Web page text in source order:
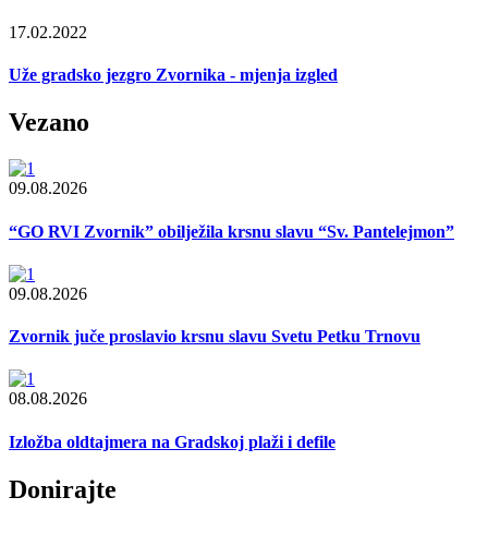
17.02.2022
Uže gradsko jezgro Zvornika - mjenja izgled
Vezano
09.08.2026
“GO RVI Zvornik” obilježila krsnu slavu “Sv. Pantelejmon”
09.08.2026
Zvornik juče proslavio krsnu slavu Svetu Petku Trnovu
08.08.2026
Izložba oldtajmera na Gradskoj plaži i defile
Donirajte